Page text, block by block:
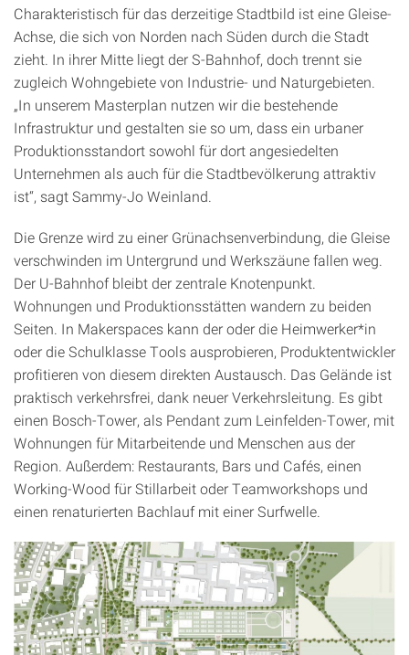
Charakteristisch für das derzeitige Stadtbild ist eine Gleise-
Achse, die sich von Norden nach Süden durch die Stadt
zieht. In ihrer Mitte liegt der S-Bahnhof, doch trennt sie
zugleich Wohngebiete von Industrie- und Naturgebieten.
„In unserem Masterplan nutzen wir die bestehende
Infrastruktur und gestalten sie so um, dass ein urbaner
Produktionsstandort sowohl für dort angesiedelten
Unternehmen als auch für die Stadtbevölkerung attraktiv
ist“, sagt Sammy-Jo Weinland.
Die Grenze wird zu einer Grünachsenverbindung, die Gleise
verschwinden im Untergrund und Werkszäune fallen weg.
Der U-Bahnhof bleibt der zentrale Knotenpunkt.
Wohnungen und Produktionsstätten wandern zu beiden
Seiten. In Makerspaces kann der oder die Heimwerker*in
oder die Schulklasse Tools ausprobieren, Produktentwickler
profitieren von diesem direkten Austausch. Das Gelände ist
praktisch verkehrsfrei, dank neuer Verkehrsleitung. Es gibt
einen Bosch-Tower, als Pendant zum Leinfelden-Tower, mit
Wohnungen für Mitarbeitende und Menschen aus der
Region. Außerdem: Restaurants, Bars und Cafés, einen
Working-Wood für Stillarbeit oder Teamworkshops und
einen renaturierten Bachlauf mit einer Surfwelle.